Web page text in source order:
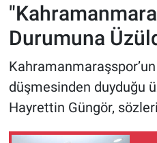
Durumuna
düşmesinden duyduğu
Hayrettin Güngör,